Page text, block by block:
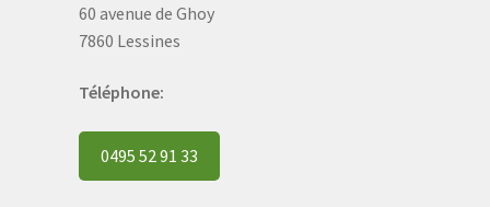
60 avenue de Ghoy
7860 Lessines
Téléphone:
0495 52 91 33